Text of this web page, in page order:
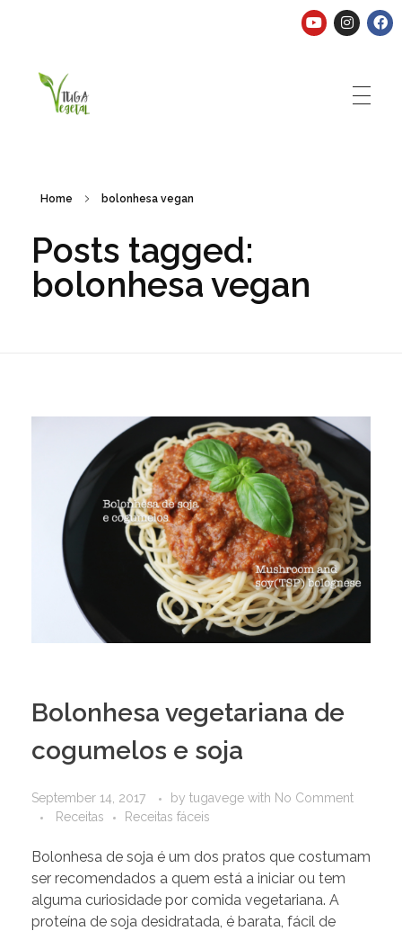
Home bolonhesa vegan
Posts tagged:
bolonhesa vegan
Bolonhesa vegetariana de
cogumelos e soja
September 14, 2017 by tugavege with No Comment
Receitas
Receitas fáceis
Bolonhesa de soja é um dos pratos que costumam
ser recomendados a quem está a iniciar ou tem
alguma curiosidade por comida vegetariana. A
proteína de soja desidratada, é barata, fácil de